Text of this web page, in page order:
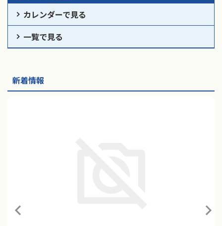
カレンダーで見る
一覧で見る
新着情報